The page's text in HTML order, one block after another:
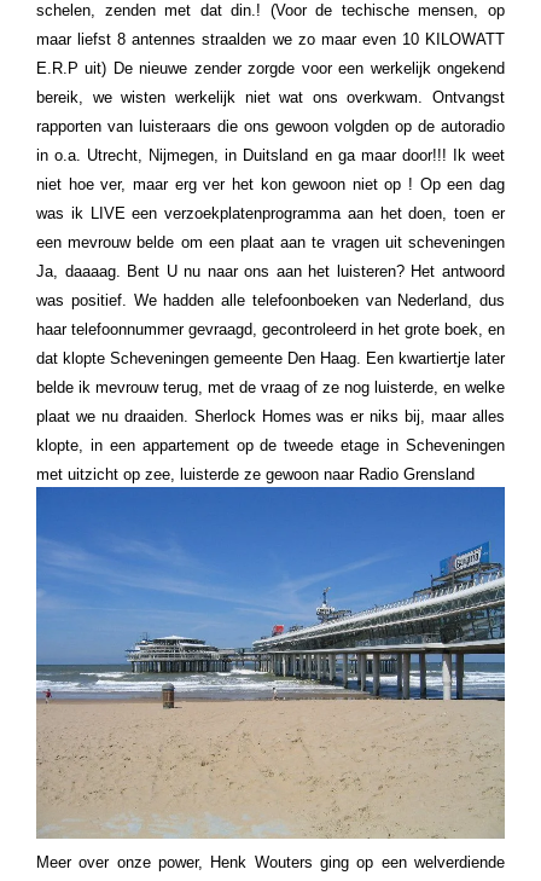
schelen, zenden met dat din.! (Voor de techische mensen, op
maar liefst 8 antennes straalden we zo maar even 10 KILOWATT
E.R.P uit) De nieuwe zender zorgde voor een werkelijk ongekend
bereik, we wisten werkelijk niet wat ons overkwam. Ontvangst
rapporten van luisteraars die ons gewoon volgden op de autoradio
in o.a. Utrecht, Nijmegen, in Duitsland en ga maar door!!! Ik weet
niet hoe ver, maar erg ver het kon gewoon niet op ! Op een dag
was ik LIVE een verzoekplatenprogramma aan het doen, toen er
een mevrouw belde om een plaat aan te vragen uit scheveningen
Ja, daaaag. Bent U nu naar ons aan het luisteren? Het antwoord
was positief. We hadden alle telefoonboeken van Nederland, dus
haar telefoonnummer gevraagd, gecontroleerd in het grote boek, en
dat klopte Scheveningen gemeente Den Haag. Een kwartiertje later
belde ik mevrouw terug, met de vraag of ze nog luisterde, en welke
plaat we nu draaiden. Sherlock Homes was er niks bij, maar alles
klopte, in een appartement op de tweede etage in Scheveningen
met uitzicht op zee, luisterde ze gewoon naar Radio Grensland
Meer over onze power, Henk Wouters ging op een welverdiende